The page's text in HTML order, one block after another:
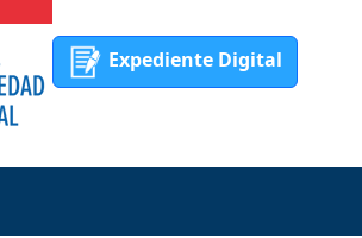
Expediente Digital